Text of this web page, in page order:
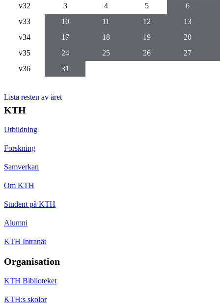
v32
3 4 5 6
v33
10 11 12 13
v34
17 18 19 20
v35
24 25 26 27
v36
31
Lista resten av året
KTH
Utbildning
Forskning
Samverkan
Om KTH
Student på KTH
Alumni
KTH Intranät
Organisation
KTH Biblioteket
KTH:s skolor